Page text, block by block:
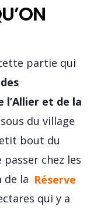
partie qui
l’Allier et de la
du village
bout du
chez les
de la Réserve
qui y a